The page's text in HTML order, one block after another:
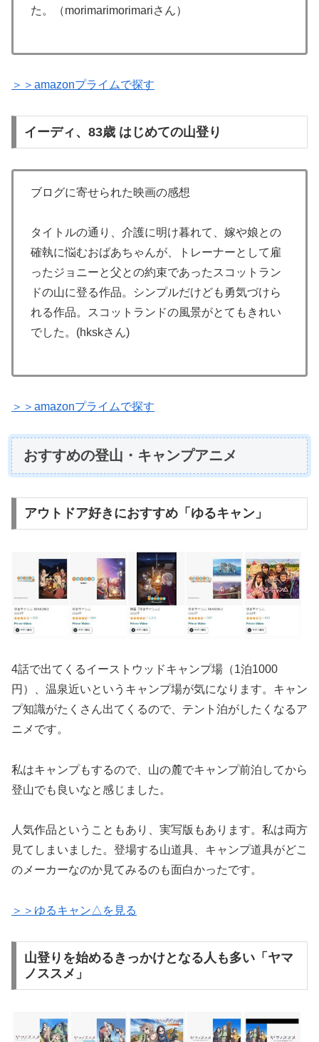
た。（morimarimorimariさん）
＞＞amazonプライムで探す
イーディ、83歳 はじめての山登り
ブログに寄せられた映画の感想
タイトルの通り、介護に明け暮れて、嫁や娘との
確執に悩むおばあちゃんが、トレーナーとして雇
ったジョニーと父との約束であったスコットラン
ドの山に登る作品。シンプルだけども勇気づけら
れる作品。スコットランドの風景がとてもきれい
でした。(hkskさん)
＞ ＞amazonプライムで探す
おすすめの登山・キャンプアニメ
アウトドア好きにおすすめ「ゆるキャン」
4話で出てくるイーストウッドキャンプ場（1泊1000
円）、温泉近いというキャンプ場が気になります。キャン
プ知識がたくさん出てくるので、テント泊がしたくなるア
ニメです。
私はキャンプもするので、山の麓でキャンプ前泊してから
登山でも良いなと感じました。
人気作品ということもあり、実写版もあります。私は両方
見てしまいました。登場する山道具、キャンプ道具がどこ
のメーカーなのか見てみるのも面白かったです。
＞＞ゆるキャン△を見る
山登りを始めるきっかけとなる人も多い「ヤマ
ノススメ」